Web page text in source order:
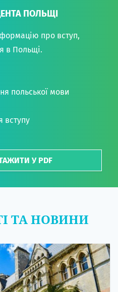
ПОЛЬЩІ
про вступ,
в Польщі.
польської мови
вступу
У PDF
ТА НОВИНИ